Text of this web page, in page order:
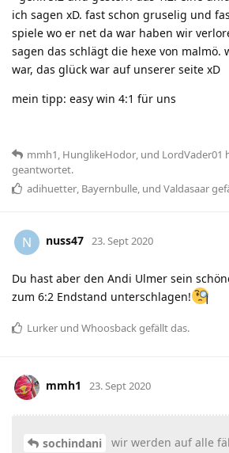
ich sagen xD. fast schon gruselig und
spiele wo er net da war haben wir
sagen das schlägt die hexe von malmö.
war, das glück war auf unserer seite xD
mein tipp: easy win 4:1 für uns
mmh1 HunglikeHodor , und LordVader01
geantwortet.
adihuetter Bayernbulle , und Valdasaar
N nuss47 23. Sept 2020
Du hast aber den Andi Ulmer sein
zum 6:2 Endstand unterschlagen!
Lurker und Whoosbackgefällt das.
mmh1 23. Sept 2020
sochindani
wir werden auf alle